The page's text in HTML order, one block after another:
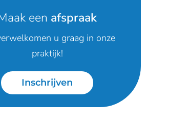
een afspraak
u graag in onze
praktijk!
Inschrijven